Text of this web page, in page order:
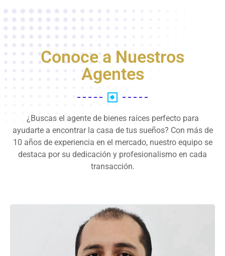
Conoce a Nuestros
Agentes
¿Buscas el agente de bienes raíces perfecto para
ayudarte a encontrar la casa de tus sueños? Con más de
10 años de experiencia en el mercado, nuestro equipo se
destaca por su dedicación y profesionalismo en cada
transacción.